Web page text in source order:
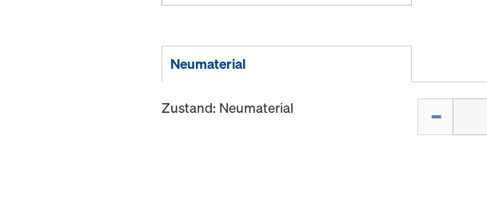
Neumaterial
Zustand: Neumaterial